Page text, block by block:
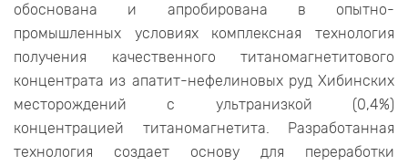
обоснована и апробирована в опытно-
промышленных условиях комплексная технология
получения качественного титаномагнетитового
концентрата из апатит-нефелиновых руд Хибинских
месторождений с ультранизкой (0,4%)
концентрацией титаномагнетита. Разработанная
технология создает основу для переработки